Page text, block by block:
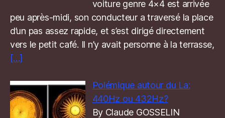
voiture genre 4×4 est arrivée
peu après-midi, son conducteur a traversé la place
d’un pas assez rapide, et s’est dirigé directement
vers le petit café. Il n’y avait personne à la terrasse,
[…]
Polémique autour du La:
440Hz ou 432Hz?
By Claude GOSSELIN